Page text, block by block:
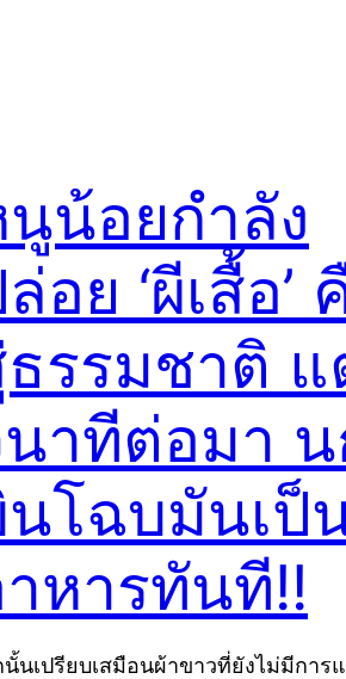
น้อยกำลัง
อย ‘ผีเสื้อ’
รรมชาติ แ
าทีต่อมา
โฉบมันเป็
หารทันที!!
นั้นเปรียบเสมือนผ้าขาวที่ยังไม่มีการ